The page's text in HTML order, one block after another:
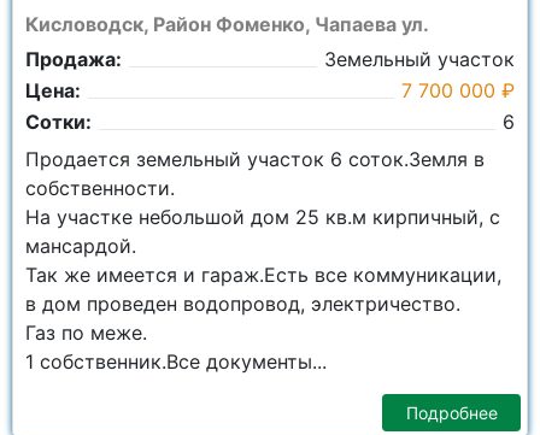
Кисловодск, Район Фоменко, Чапаева ул.
Продажа:
Земельный участок
Цена:
7 700 000 ₽
Сотки:
6
Продается земельный участок 6 соток.Земля в
собственности.
На участке небольшой дом 25 кв.м кирпичный, с
мансардой.
Так же имеется и гараж.Есть все коммуникации,
в дом проведен водопровод, электричество.
Газ по меже.
1 собственник.Все документы...
Подробнее